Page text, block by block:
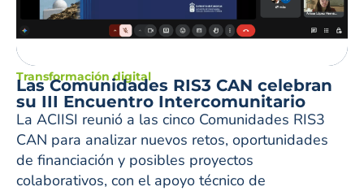
Transformación digital
Las Comunidades RIS3 CAN celebran
su III Encuentro Intercomunitario
La ACIISI reunió a las cinco Comunidades RIS3
CAN para analizar nuevos retos, oportunidades
de financiación y posibles proyectos
colaborativos, con el apoyo técnico de